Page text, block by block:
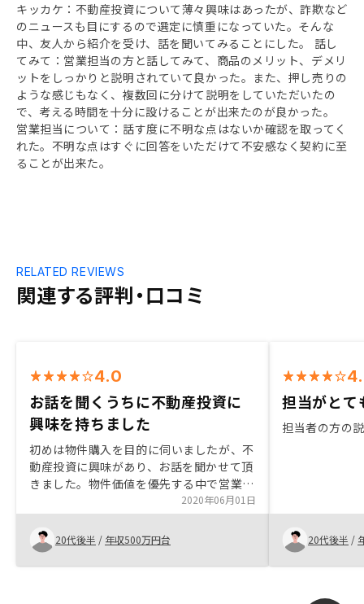
キッカケ：不動産投資について薄々興味はあったが、詐欺など
のニュースも目にするので選定に慎重になっていた。そんな
中、友人から紹介を受け、話を聞いてみることにした。 話し
てみて：営業担当の方と話してみて、商品のメリット、デメリ
ットをしっかりと説明されていて良かった。また、押し売りの
ような感じもなく、複数回に分けて説明をしていただいたの
で、考える時間を十分に設けることが出来たのが良かった。
営業担当について：話す度に不明な点はないか確認を取ってく
れた。不明な点はすぐに回答をいただけて不安感なく契約に至
ることが出来た。
関連する評判・口コミ
RELATED REVIEWS
4.0
お話を聞くうちに不動産投資に
興味を持ちました
初めは物件購入を目的に伺いましたが、不
動産投資に興味があり、お話を聞かせて頂
きました。物件価値を優先する中で営業担
当の方が良い提案を実施して下さり、購入
に至りました。信用を長期的視点で活用出
来るのはメリットだと思います。物件の良
し悪しを説明したり、立地メリット・デメ
リット等をもう少し提案頂ければと思いま
2020年06月01日
20代後半 / 年収500万円台
担当がとて
担当者の方の
20代後半 /